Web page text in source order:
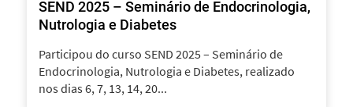
SEND 2025 – Seminário de Endocrinologia,
Nutrologia e Diabetes
Participou do curso SEND 2025 – Seminário de
Endocrinologia, Nutrologia e Diabetes, realizado
nos dias 6, 7, 13, 14, 20...